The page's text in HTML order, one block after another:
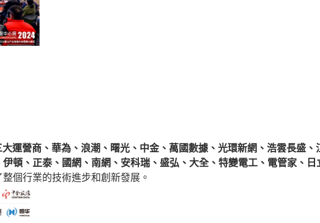
大運營商、華為、浪潮、曙光、中金、萬國數據、光環新網、浩雲長盛
頓、正泰、國網、南網、安科瑞、盛弘、大全、特變電工、電管家、日
個行業的技術進步和創新發展。